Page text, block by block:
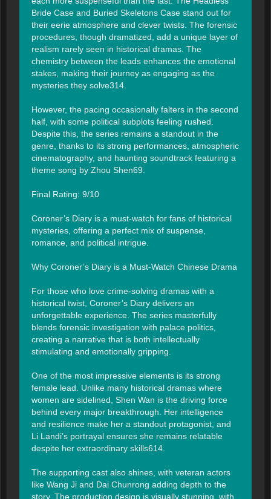
Bride Case and Buried Skeletons Case stand out for
their eerie atmosphere and clever twists. The forensic
procedures, though dramatized, add a unique layer of
realism rarely seen in historical dramas. The
chemistry between the leads enhances the emotional
stakes, making their journey as engaging as the
mysteries they solve314.
However, the pacing occasionally falters in the second
half, with some political subplots feeling rushed.
Despite this, the series remains a standout in the
genre, thanks to its strong performances, atmospheric
cinematography, and haunting soundtrack featuring a
theme song by Zhou Shen69.
Final Rating: 9/10
Coroner’s Diary is a must-watch for fans of historical
mysteries, offering a perfect mix of suspense,
romance, and political intrigue.
Why Coroner’s Diary is a Must-Watch Chinese Drama
For those who love crime-solving dramas with a
historical twist, Coroner’s Diary delivers an
unforgettable experience. The series masterfully
blends forensic investigation with palace politics,
creating a narrative that is both intellectually
stimulating and emotionally gripping.
One of the most impressive elements is its strong
female lead. Unlike many historical dramas where
women are sidelined, Shen Wan is the driving force
behind every major breakthrough. Her intelligence
and resilience make her a standout protagonist, and
Li Landi’s portrayal ensures she remains relatable
despite her extraordinary skills614.
The supporting cast also shines, with veteran actors
like Wang Ji and Dai Chunrong adding depth to the
story. The production design is visually stunning, with